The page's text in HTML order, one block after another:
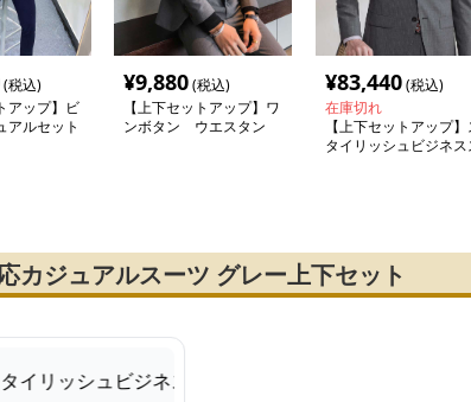
(税込)
アップ】ビ
アルセット
¥9,880(税込)
【上下セットアップ】ワ
ンボタン ウエスタン
¥83,440(税込)
在庫切れ
【上下セットアップ
タイリッシュビジネス
カジュアルスーツ グレー上下セット